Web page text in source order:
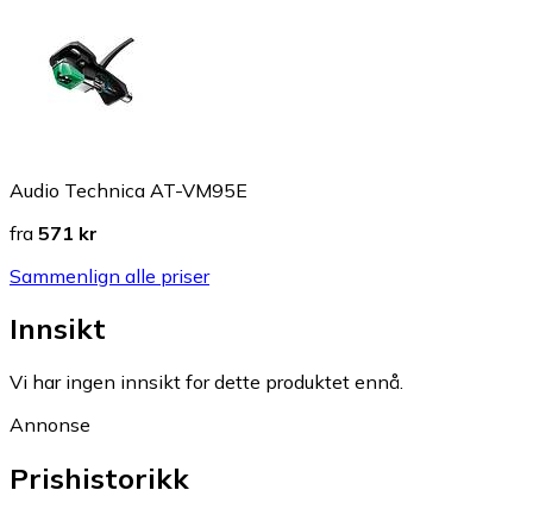
Audio Technica AT-VM95E
fra 571 kr
Sammenlign alle priser
Innsikt
Vi har ingen innsikt for dette produktet ennå.
Annonse
Prishistorikk